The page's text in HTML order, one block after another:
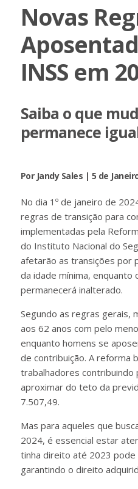
Novas
INSS em
Saiba o que
permanece
Por Jandy Sales | 5 de
No dia 1º de janeiro de
regras de transição para
implementadas pela
do Instituto Nacional do
afetarão as transições por
da idade mínima, enquanto
permanecerá inalterado.
Segundo as regras gerais,
aos 62 anos com pelo
enquanto homens se
de contribuição. A reforma
trabalhadores
aproximar do teto da
7.507,49.
Mas para aqueles que
2024, é essencial estar
tinha direito até 2023
garantindo o direito